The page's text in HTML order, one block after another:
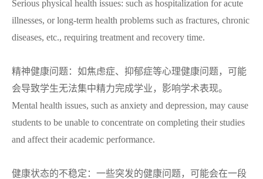
Serious physical health issues: such as hospitalization for acute
illnesses, or long-term health problems such as fractures, chronic
diseases, etc., requiring treatment and recovery time.
精神健康问题：如焦虑症、抑郁症等心理健康问题，可能
会导致学生无法集中精力完成学业，影响学术表现。
Mental health issues, such as anxiety and depression, may cause
students to be unable to concentrate on completing their studies
and affect their academic performance.
健康状态的不稳定：一些突发的健康问题，可能会在一段